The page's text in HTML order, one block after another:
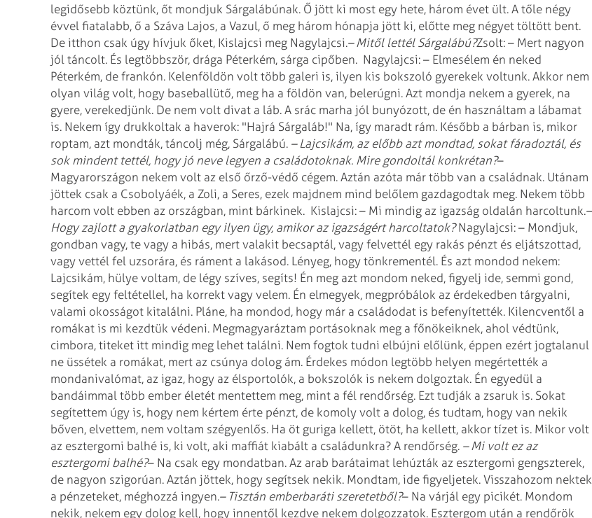
legidősebb köztünk, őt mondjuk Sárgalábúnak. Ő jött ki most egy hete, három évet ült. A tőle négy
évvel fiatalabb, ő a Száva Lajos, a Vazul, ő meg három hónapja jött ki, előtte meg négyet töltött bent.
De itthon csak úgy hívjuk őket, Kislajcsi meg Nagylajcsi.– Mitől lettél Sárgalábú?Zsolt: – Mert nagyon
jól táncolt. És legtöbbször, drága Péterkém, sárga cipőben. Nagylajcsi: – Elmesélem én neked
Péterkém, de frankón. Kelenföldön volt több galeri is, ilyen kis bokszoló gyerekek voltunk. Akkor nem
olyan világ volt, hogy baseballütő, meg ha a földön van, belerúgni. Azt mondja nekem a gyerek, na
gyere, verekedjünk. De nem volt divat a láb. A srác marha jól bunyózott, de én használtam a lábamat
is. Nekem így drukkoltak a haverok: "Hajrá Sárgaláb!" Na, így maradt rám. Később a bárban is, mikor
roptam, azt mondták, táncolj még, Sárgalábú. – Lajcsikám, az előbb azt mondtad, sokat fáradoztál, és
sok mindent tettél, hogy jó neve legyen a családotoknak. Mire gondoltál konkrétan?–
Magyarországon nekem volt az első őrző-védő cégem. Aztán azóta már több van a családnak. Utánam
jöttek csak a Csobolyáék, a Zoli, a Seres, ezek majdnem mind belőlem gazdagodtak meg. Nekem több
harcom volt ebben az országban, mint bárkinek. Kislajcsi: – Mi mindig az igazság oldalán harcoltunk.–
Hogy zajlott a gyakorlatban egy ilyen ügy, amikor az igazságért harcoltatok?Nagylajcsi: – Mondjuk,
gondban vagy, te vagy a hibás, mert valakit becsaptál, vagy felvettél egy rakás pénzt és eljátszottad,
vagy vettél fel uzsorára, és ráment a lakásod. Lényeg, hogy tönkrementél. És azt mondod nekem:
Lajcsikám, hülye voltam, de légy szíves, segíts! Én meg azt mondom neked, figyelj ide, semmi gond,
segítek egy feltétellel, ha korrekt vagy velem. Én elmegyek, megpróbálok az érdekedben tárgyalni,
valami okosságot kitalálni. Pláne, ha mondod, hogy már a családodat is befenyítették. Kilencventől a
romákat is mi kezdtük védeni. Megmagyaráztam portásoknak meg a főnökeiknek, ahol védtünk,
cimbora, titeket itt mindig meg lehet találni. Nem fogtok tudni elbújni előlünk, éppen ezért jogtalanul
ne üssétek a romákat, mert az csúnya dolog ám. Érdekes módon legtöbb helyen megértették a
mondanivalómat, az igaz, hogy az élsportolók, a bokszolók is nekem dolgoztak. Én egyedül a
bandáimmal több ember életét mentettem meg, mint a fél rendőrség. Ezt tudják a zsaruk is. Sokat
segítettem úgy is, hogy nem kértem érte pénzt, de komoly volt a dolog, és tudtam, hogy van nekik
bőven, elvettem, nem voltam szégyenlős. Ha öt guriga kellett, ötöt, ha kellett, akkor tízet is. Mikor volt
az esztergomi balhé is, ki volt, aki maffiát kiabált a családunkra? A rendőrség. – Mi volt ez az
esztergomi balhé?– Na csak egy mondatban. Az arab barátaimat lehúzták az esztergomi gengszterek,
de nagyon szigorúan. Aztán jöttek, hogy segítsek nekik. Mondtam, ide figyeljetek. Visszahozom nektek
a pénzeteket, méghozzá ingyen.– Tisztán emberbaráti szeretetből?– Na várjál egy picikét. Mondom
nekik, nekem egy dolog kell, hogy innentől kezdve nekem dolgozzatok. Esztergom után a rendőrök